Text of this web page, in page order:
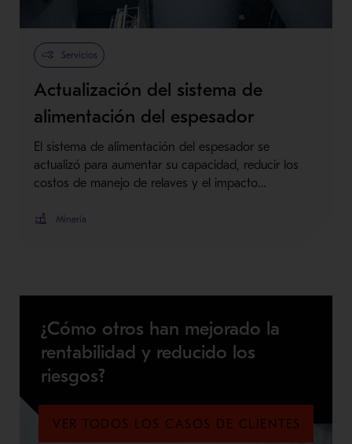
Servicios
Actualización del sistema de
alimentación del espesador
El sistema de alimentación del espesador se
actualizó para aumentar su capacidad, reducir los
costos de manejo de relaves y el impacto…
Minería
¿Cómo otros han mejorado la
rentabilidad y reducido los
riesgos?
VER TODOS LOS CASOS DE CLIENTES